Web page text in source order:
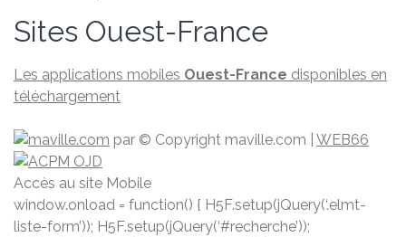
Sites Ouest-France
Les applications mobiles Ouest-France disponibles en
téléchargement
par © Copyright maville.­com WEB66
Accès au site Mobile
window.onload = function() { H5F.setup(jQuery(‘.elmt-
liste-form’)); H5F.setup(jQuery(‘#recherche’));